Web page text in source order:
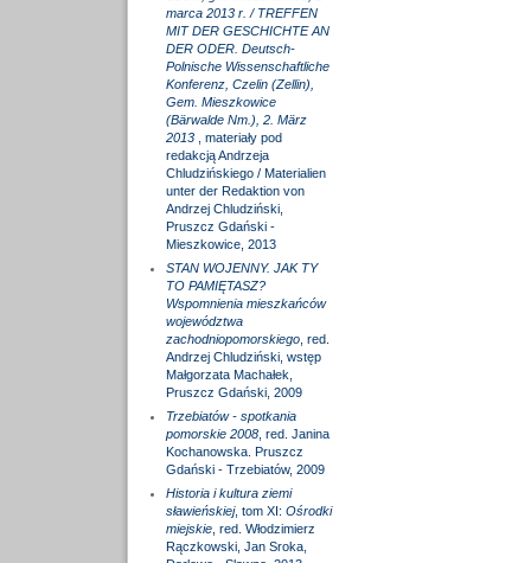
marca 2013 r. / TREFFEN
MIT DER GESCHICHTE AN
DER ODER. Deutsch-
Polnische Wissenschaftliche
Konferenz, Czelin (Zellin),
Gem. Mieszkowice
(Bärwalde Nm.), 2. März
2013
, materiały pod
redakcją Andrzeja
Chludzińskiego / Materialien
unter der Redaktion von
Andrzej Chludziński,
Pruszcz Gdański -
Mieszkowice, 2013
STAN WOJENNY. JAK TY
TO PAMIĘTASZ?
Wspomnienia mieszkańców
województwa
zachodniopomorskiego, red.
Andrzej Chludziński, wstęp
Małgorzata Machałek,
Pruszcz Gdański, 2009
Trzebiatów - spotkania
pomorskie 2008, red. Janina
Kochanowska. Pruszcz
Gdański - Trzebiatów, 2009
Historia i kultura ziemi
sławieńskiej, tom XI: Ośrodki
miejskie, red. Włodzimierz
Rączkowski, Jan Sroka,